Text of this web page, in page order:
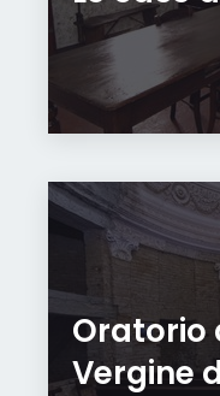
Oratorio
Vergine